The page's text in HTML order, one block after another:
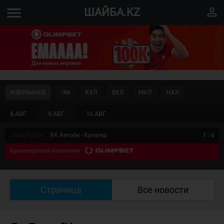
menu ШАЙБА.KZ perm_identity
8 АВГ. 9 АВГ. 10 АВГ.
ИЗБРАННОЕ ЧМ КХЛ ВХЛ МХЛ НХЛ
ХК Актобе - Кулагер 1 : 4
Букмекерская компания
Страница Все новости